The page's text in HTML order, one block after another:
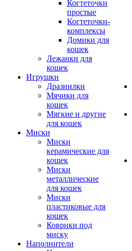
Когтеточки
простые
Когтеточки-
комплексы
Домики для
кошек
Лежанки для
кошек
Игрушки
Дразнилки
Мячики для
кошек
Мягкие и другие
для кошек
Миски
Миски
керамические для
кошек
Миски
металлические
для кошек
Миски
пластиковые для
кошек
Коврики под
миску
Наполнители